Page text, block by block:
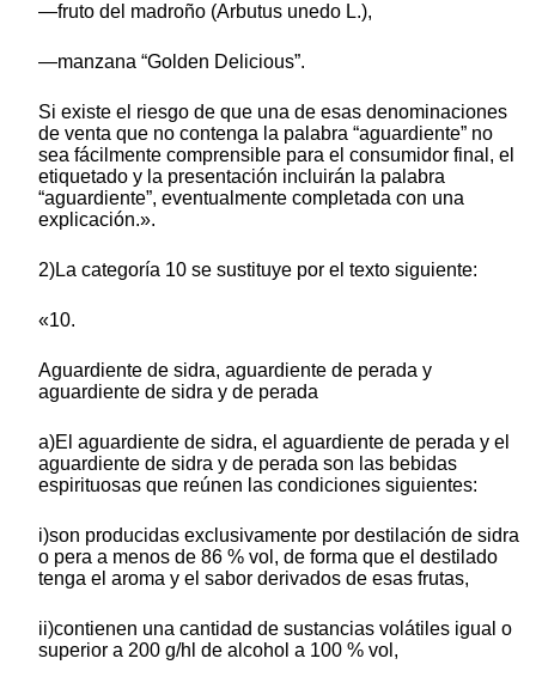
—fruto del madroño (Arbutus unedo L.),
—manzana “Golden Delicious”.
Si existe el riesgo de que una de esas denominaciones
de venta que no contenga la palabra “aguardiente” no
sea fácilmente comprensible para el consumidor final, el
etiquetado y la presentación incluirán la palabra
“aguardiente”, eventualmente completada con una
explicación.».
2)La categoría 10 se sustituye por el texto siguiente:
«10.
Aguardiente de sidra, aguardiente de perada y
aguardiente de sidra y de perada
a)El aguardiente de sidra, el aguardiente de perada y el
aguardiente de sidra y de perada son las bebidas
espirituosas que reúnen las condiciones siguientes:
i)son producidas exclusivamente por destilación de sidra
o pera a menos de 86 % vol, de forma que el destilado
tenga el aroma y el sabor derivados de esas frutas,
ii)contienen una cantidad de sustancias volátiles igual o
superior a 200 g/hl de alcohol a 100 % vol,